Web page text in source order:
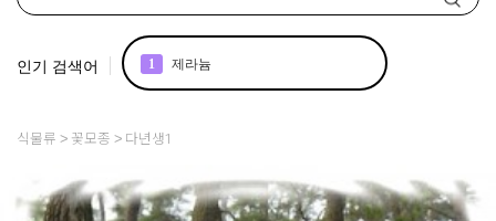
인기 검색어 1 제라늄
식물류 꽃모종 다년생1